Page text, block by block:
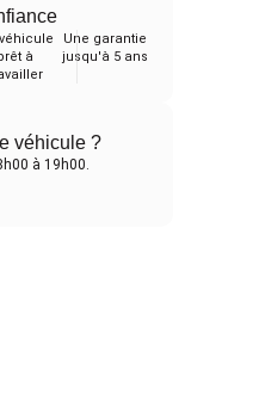
à
Une garantie
jusqu'à 5 ans
véhicule ?
à 19h00.